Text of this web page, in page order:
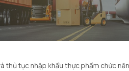
thủ tục nhập khẩu thực phẩm chức